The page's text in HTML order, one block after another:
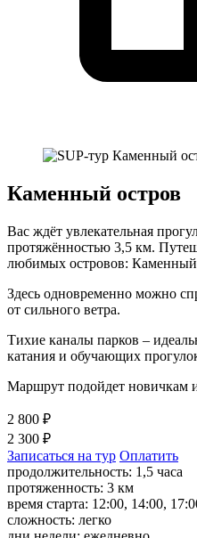
Каменный остров
Вас ждёт увлекательная
протяжённостью 3,5 км.
любимых островов:
Здесь одновременно можно
от сильного ветра.
Тихие каналы парков –
катания и обучающих
Маршрут подойдет новичкам
2 800 ₽
2 300 ₽
Записаться на тур Оплатить
продолжительность: 1,5 часа
протяженность: 3 км
время старта: 12:00, 14:00,
сложность: легко